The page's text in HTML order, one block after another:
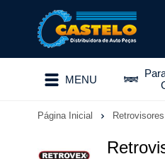
MENU
Página Inicial Retrovisores